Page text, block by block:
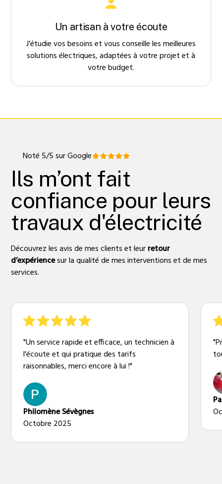
Un artisan à votre écoute
J’étudie vos besoins et vous conseille les meilleures
solutions électriques, adaptées à votre projet et à
votre budget.
Noté 5/5 sur Google
Ils m’ont fait
confiance pour leurs
travaux d'électricité
Découvrez les avis de mes clients et leurretour
d’expériencesur la qualité de mes interventions et de mes
services.
"Un service rapide et efficace, un technicien à
l'écoute et qui pratique des tarifs
raisonnables, merci encore à lui !"
Philomène Sévègnes
Octobre 2025